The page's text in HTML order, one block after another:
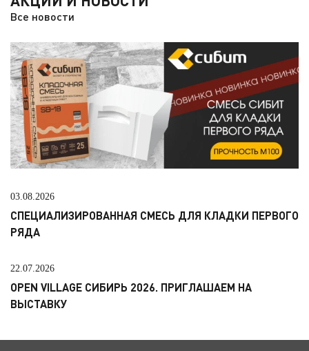
Все новости
03.08.2026
СПЕЦИАЛИЗИРОВАННАЯ СМЕСЬ ДЛЯ КЛАДКИ ПЕРВОГО
РЯДА
22.07.2026
OPEN VILLAGE СИБИРЬ 2026. ПРИГЛАШАЕМ НА
ВЫСТАВКУ